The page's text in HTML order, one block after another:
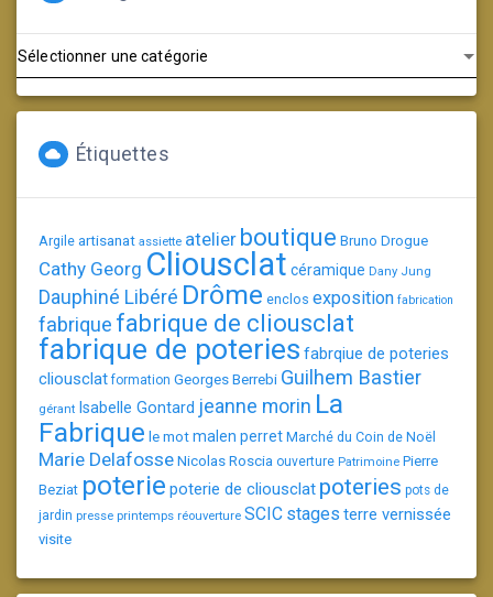
Étiquettes
Argile artisanat assiette atelier boutique Bruno Drogue
Cathy Georg Cliousclat céramique Dany Jung
Dauphiné Libéré Drôme enclos exposition fabrication
fabrique fabrique de cliousclat
fabrique de poteries fabrqiue de poteries
cliousclat formation Georges Berrebi Guilhem Bastier
gérant Isabelle Gontard jeanne morin La
Fabrique le motmalen perret Marché du Coin de Noël
Marie DelafosseNicolas Roscia ouverture Patrimoine Pierre
Beziat poterie poterie de cliousclat poteries pots de
jardin presse printemps réouverture SCIC stages terre vernissée
visite